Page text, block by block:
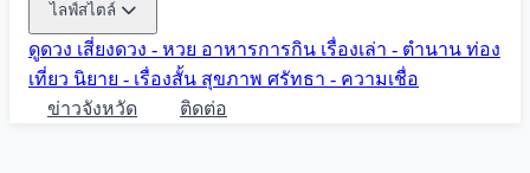
ไลฟ์สไตล์
ดูดวง เสี่ยงดวง - หวย อาหารการกิน เรื่องเล่า - ตำนาน ท่อง
เที่ยว นิยาย - เรื่องสั้น สุขภาพ ศรัทธา - ความเชื่อ
ข่าวจังหวัด
ติดต่อ